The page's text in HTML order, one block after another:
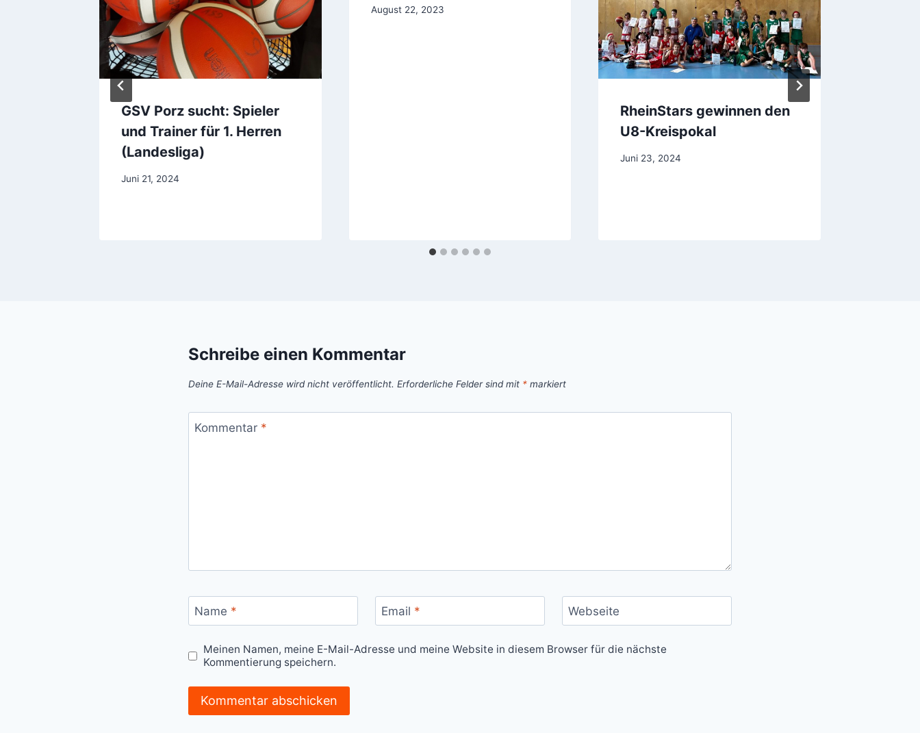
GSV Porz sucht: Spieler
und Trainer für 1. Herren
(Landesliga)
Juni 21, 2024
August 22, 2023
RheinStars gewinnen den
U8-Kreispokal
Juni 23, 2024
Schreibe einen Kommentar
Deine E-Mail-Adresse wird nicht veröffentlicht. Erforderliche Felder sind mit * markiert
Kommentar *
Name * Email * Webseite
Meinen Namen, meine E-Mail-Adresse und meine Website in diesem Browser für die nächste
Kommentierung speichern.